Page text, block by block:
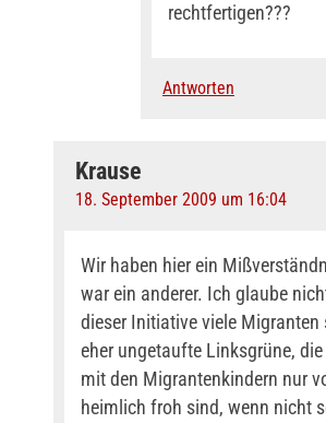
rechtfertigen???
Antworten
Krause
18. September 2009 um 16:04
Wir haben hier ein
war ein anderer. Ich glaube
dieser Initiative viele Migranten
eher ungetaufte Linksgrüne,
mit den Migrantenkindern nur
heimlich froh sind, wenn nicht